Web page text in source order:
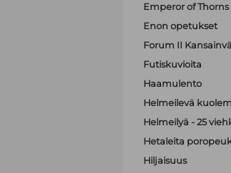
Emperor of Thorns
Enon opetukset
Forum II
Futiskuvioita
Haamulento
Helmeilevä
Helmeilyä - 25
Hetaleita
Hiljaisuus